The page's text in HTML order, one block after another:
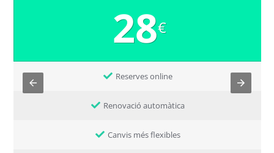
28€
Reserves online
Renovació automàtica
Canvis més flexibles